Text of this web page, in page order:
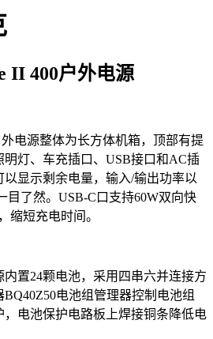
II 400户外电源
外电源整体为长方体机箱，顶部有提
灯、车充插口、USB接口和AC插
以显示剩余电量，输入/输出功率以
目了然。USB-C口支持60W双向快
缩短充电时间。
置24颗电池，采用四串六并连接方
电池组管理器控制电池组
电池保护电路板上焊接铜条降低电